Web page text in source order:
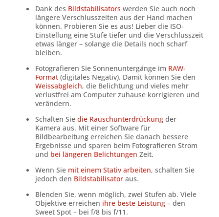
Dank des Bildstabilisators werden Sie auch noch
längere Verschlusszeiten aus der Hand machen
können. Probieren Sie es aus! Lieber die ISO-
Einstellung eine Stufe tiefer und die Verschlusszeit
etwas länger – solange die Details noch scharf
bleiben.
Fotografieren Sie Sonnenuntergänge im RAW-
Format (digitales Negativ). Damit können Sie den
Weissabgleich, die Belichtung und vieles mehr
verlustfrei am Computer zuhause korrigieren und
verändern.
Schalten Sie die Rauschunterdrückung der
Kamera aus. Mit einer Software für
Bildbearbeitung erreichen Sie danach bessere
Ergebnisse und sparen beim Fotografieren Strom
und bei längeren Belichtungen Zeit.
Wenn Sie mit einem Stativ arbeiten, schalten Sie
jedoch den Bildstabilisator aus.
Blenden Sie, wenn möglich, zwei Stufen ab. Viele
Objektive erreichen ihre beste Leistung – den
Sweet Spot – bei f/8 bis f/11.